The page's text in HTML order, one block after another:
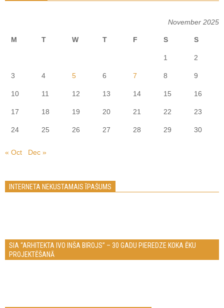
November 2025
M T W T F S S
1 2
3 4 5 6 7 8 9
10 11 12 13 14 15 16
17 18 19 20 21 22 23
24 25 26 27 28 29 30
« Oct Dec »
INTERNETA NEKUSTAMAIS ĪPAŠUMS
SIA “ARHITEKTA IVO INŠA BIROJS” – 30 GADU PIEREDZE KOKA ĒKU
PROJEKTĒŠANĀ